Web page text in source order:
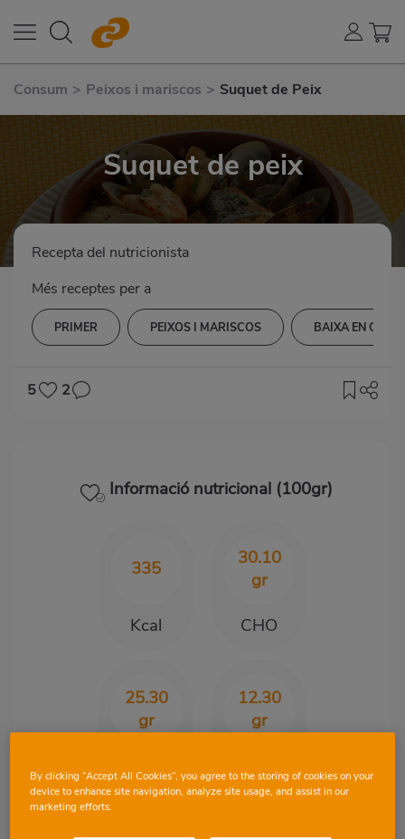
Consum > Peixos i mariscos > Suquet de Peix
Suquet de peix
Recepta del nutricionista
Més receptes per a
PRIMER PEIXOS I MARISCOS BAIXA EN
5 2
Informació nutricional (100gr)
335
Kcal
30.10
gr
CHO
25.30
gr
12.30
gr
By clicking “Accept All Cookies”, you agree to the storing of cookies on your
device to enhance site navigation, analyze site usage, and assist in our
marketing efforts.